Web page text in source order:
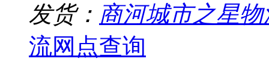
发货： 商河城市之星
流网点查询